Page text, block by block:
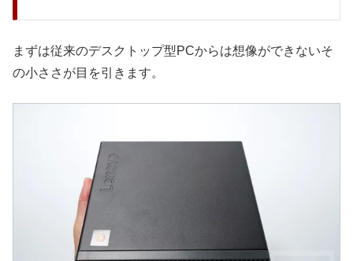
まずは従来のデスクトップ型PCからは想像ができないそ
の小ささが目を引きます。